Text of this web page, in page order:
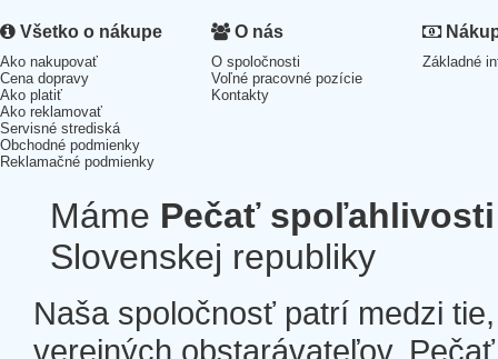
Všetko o nákupe
Ako nakupovať
Cena dopravy
Ako platiť
Ako reklamovať
Servisné strediská
Obchodné podmienky
Reklamačné podmienky
O nás
O spoločnosti
Voľné pracovné pozície
Kontakty
Základné
Máme Pečať spoľahlivosti
Slovenskej republiky
Naša spoločnosť patrí medzi
verejných obstarávateľov.